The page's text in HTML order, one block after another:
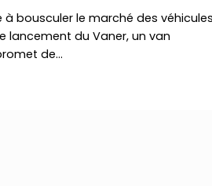
à bousculer le marché des
lancement du Vaner, un van
de…